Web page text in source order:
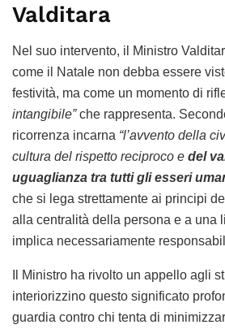
Valditara
Nel suo intervento, il Ministro
come il Natale non debba essere
festività, ma come un momento di
intangibile”che rappresenta.
ricorrenza incarna “l’avvento della
cultura del rispetto reciproco e del
uguaglianza tra tutti gli esseri
che si lega strettamente ai principi
alla centralità della persona e a una
implica necessariamente
Il Ministro ha rivolto un appello agli
interiorizzino questo significato
guardia contro chi tenta di